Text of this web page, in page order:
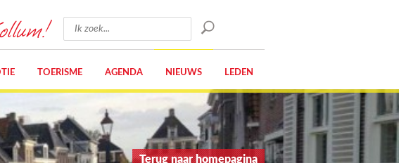
TOERISME AGENDA NIEUWS LEDEN
Terug naar homepagina